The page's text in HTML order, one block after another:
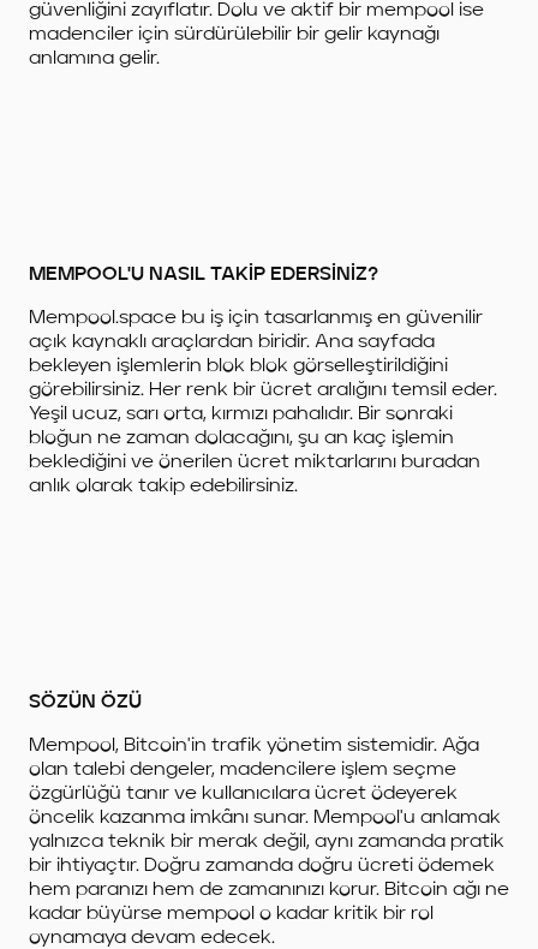
güvenliğini zayıflatır. Dolu ve aktif bir mempool ise
madenciler için sürdürülebilir bir gelir kaynağı
anlamına gelir.
MEMPOOL'U NASIL TAKİP EDERSİNİZ?
Mempool.space bu iş için tasarlanmış en güvenilir
açık kaynaklı araçlardan biridir. Ana sayfada
bekleyen işlemlerin blok blok görselleştirildiğini
görebilirsiniz. Her renk bir ücret aralığını temsil eder.
Yeşil ucuz, sarı orta, kırmızı pahalıdır. Bir sonraki
bloğun ne zaman dolacağını, şu an kaç işlemin
beklediğini ve önerilen ücret miktarlarını buradan
anlık olarak takip edebilirsiniz.
SÖZÜN ÖZÜ
Mempool, Bitcoin'in trafik yönetim sistemidir. Ağa
olan talebi dengeler, madencilere işlem seçme
özgürlüğü tanır ve kullanıcılara ücret ödeyerek
öncelik kazanma imkânı sunar. Mempool'u anlamak
yalnızca teknik bir merak değil, aynı zamanda pratik
bir ihtiyaçtır. Doğru zamanda doğru ücreti ödemek
hem paranızı hem de zamanınızı korur. Bitcoin ağı ne
kadar büyürse mempool o kadar kritik bir rol
oynamaya devam edecek.